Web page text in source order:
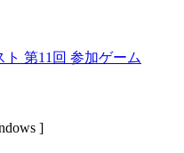
第11回 参加ゲーム
]